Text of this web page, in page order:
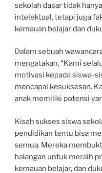
sekolah dasar tidak
intelektual, tetapi juga
kemauan belajar dan
Dalam sebuah
mengatakan, “Kami
motivasi kepada siswa-
mencapai kesuksesan.
anak memiliki potensi
Kisah sukses siswa
pendidikan tentu bisa
semua. Mereka
halangan untuk meraih
kemauan belajar, dan